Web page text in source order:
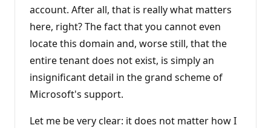
account. After all, that is really what matters
here, right? The fact that you cannot even
locate this domain and, worse still, that the
entire tenant does not exist, is simply an
insignificant detail in the grand scheme of
Microsoft's support.
Let me be very clear: it does not matter how I